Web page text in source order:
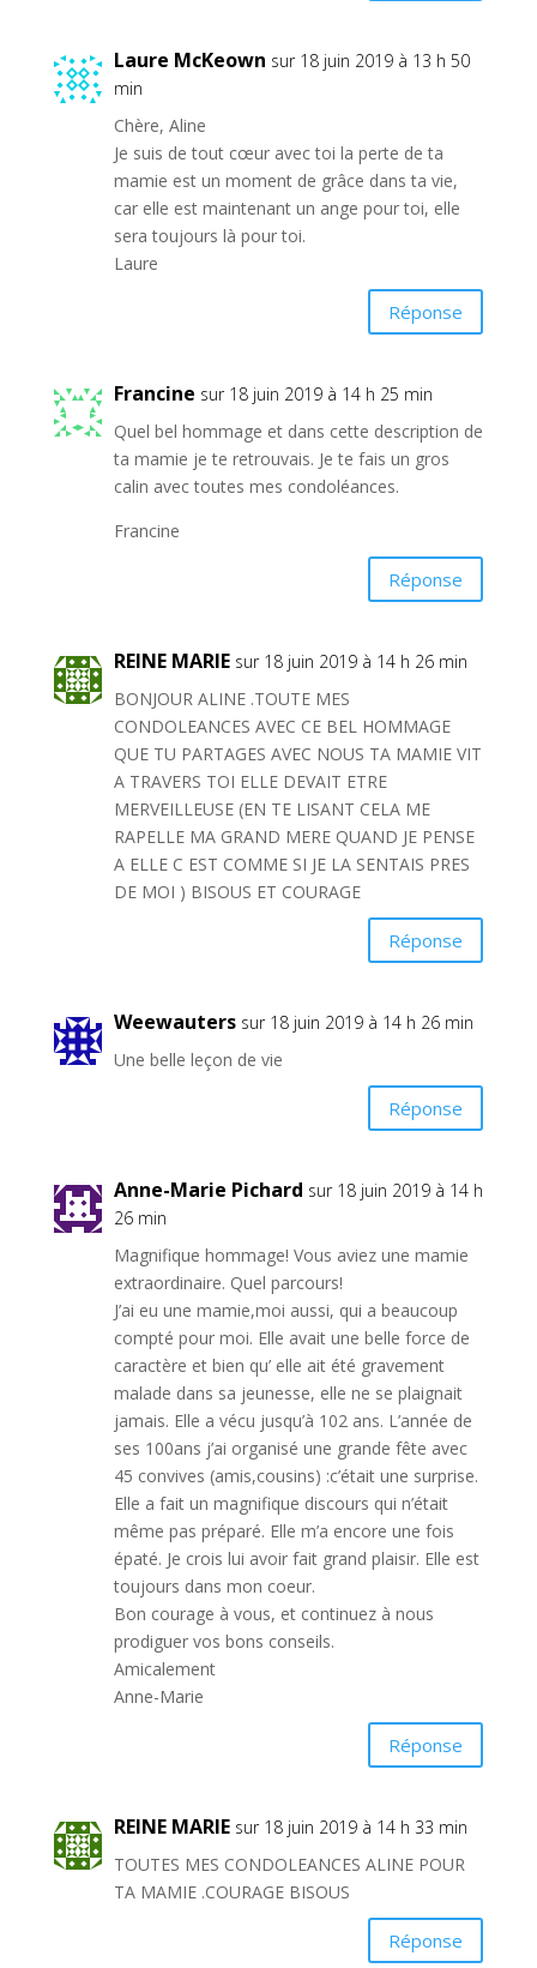
Laure McKeown sur 18 juin 2019 à 13 h 50
min
Chère, Aline
Je suis de tout cœur avec toi la perte de ta
mamie est un moment de grâce dans ta vie,
car elle est maintenant un ange pour toi, elle
sera toujours là pour toi.
Laure
Réponse
Francine sur 18 juin 2019 à 14 h 25 min
Quel bel hommage et dans cette description de
ta mamie je te retrouvais. Je te fais un gros
calin avec toutes mes condoléances.
Francine
Réponse
REINE MARIE sur 18 juin 2019 à 14 h 26 min
BONJOUR ALINE .TOUTE MES
CONDOLEANCES AVEC CE BEL HOMMAGE
QUE TU PARTAGES AVEC NOUS TA MAMIE VIT
A TRAVERS TOI ELLE DEVAIT ETRE
MERVEILLEUSE (EN TE LISANT CELA ME
RAPELLE MA GRAND MERE QUAND JE PENSE
A ELLE C EST COMME SI JE LA SENTAIS PRES
DE MOI ) BISOUS ET COURAGE
Réponse
Weewauters sur 18 juin 2019 à 14 h 26 min
Une belle leçon de vie
Réponse
Anne-Marie Pichard sur 18 juin 2019 à 14 h
26 min
Magnifique hommage! Vous aviez une mamie
extraordinaire. Quel parcours!
J’ai eu une mamie,moi aussi, qui a beaucoup
compté pour moi. Elle avait une belle force de
caractère et bien qu’ elle ait été gravement
malade dans sa jeunesse, elle ne se plaignait
jamais. Elle a vécu jusqu’à 102 ans. L’année de
ses 100ans j’ai organisé une grande fête avec
45 convives (amis,cousins) :c’était une surprise.
Elle a fait un magnifique discours qui n’était
même pas préparé. Elle m’a encore une fois
épaté. Je crois lui avoir fait grand plaisir. Elle est
toujours dans mon coeur.
Bon courage à vous, et continuez à nous
prodiguer vos bons conseils.
Amicalement
Anne-Marie
Réponse
REINE MARIE sur 18 juin 2019 à 14 h 33 min
TOUTES MES CONDOLEANCES ALINE POUR
TA MAMIE .COURAGE BISOUS
Réponse